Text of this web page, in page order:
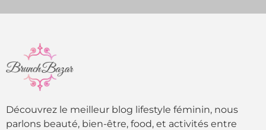
Découvrez le meilleur blog lifestyle féminin, nous
parlons beauté, bien-être, food, et activités entre